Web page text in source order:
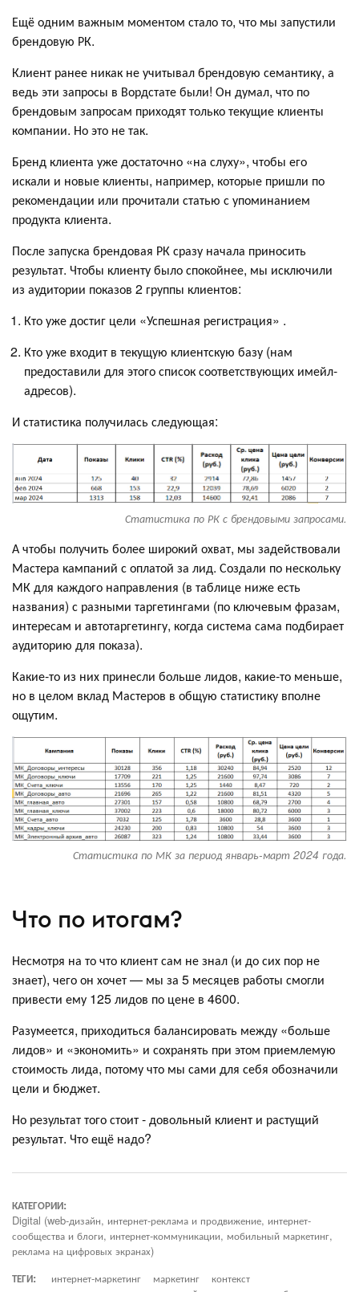
Ещё одним важным моментом стало то, что мы запустили
брендовую РК.
Клиент ранее никак не учитывал брендовую семантику, а
ведь эти запросы в Вордстате были! Он думал, что по
брендовым запросам приходят только текущие клиенты
компании. Но это не так.
Бренд клиента уже достаточно «на слуху», чтобы его
искали и новые клиенты, например, которые пришли по
рекомендации или прочитали статью с упоминанием
продукта клиента.
После запуска брендовая РК сразу начала приносить
результат. Чтобы клиенту было спокойнее, мы исключили
из аудитории показов 2 группы клиентов:
Кто уже достиг цели «Успешная регистрация» .
Кто уже входит в текущую клиентскую базу (нам
предоставили для этого список соответствующих имейл-
адресов).
И статистика получилась следующая:
Статистика по РК с брендовыми запросами.
А чтобы получить более широкий охват, мы задействовали
Мастера кампаний с оплатой за лид. Создали по нескольку
МК для каждого направления (в таблице ниже есть
названия) с разными таргетингами (по ключевым фразам,
интересам и автотаргетингу, когда система сама подбирает
аудиторию для показа).
Какие-то из них принесли больше лидов, какие-то меньше,
но в целом вклад Мастеров в общую статистику вполне
ощутим.
Статистика по МК за период январь-март 2024 года.
Что по итогам?
Несмотря на то что клиент сам не знал (и до сих пор не
знает), чего он хочет — мы за 5 месяцев работы смогли
привести ему 125 лидов по цене в 4600.
Разумеется, приходиться балансировать между «больше
лидов» и «экономить» и сохранять при этом приемлемую
стоимость лида, потому что мы сами для себя обозначили
цели и бюджет.
Но результат того стоит - довольный клиент и растущий
результат. Что ещё надо?
КАТЕГОРИИ:
Digital (web-дизайн, интернет-реклама и продвижение, интернет-
сообщества и блоги, интернет-коммуникации, мобильный маркетинг,
реклама на цифровых экранах)
ТЕГИ:
интернет-маркетинг маркетинг
контекст